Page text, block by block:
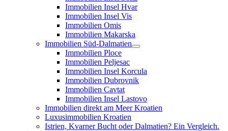
Immobilien Insel Hvar
Immobilien Insel Vis
Immobilien Omis
Immobilien Makarska
Immobilien Süd-Dalmatien
Immobilien Ploce
Immobilien Peljesac
Immobilien Insel Korcula
Immobilien Dubrovnik
Immobilien Cavtat
Immobilien Insel Lastovo
Immobilien direkt am Meer Kroatien
Luxusimmobilien Kroatien
Istrien, Kvarner Bucht oder Dalmatien? Ein Vergleich.